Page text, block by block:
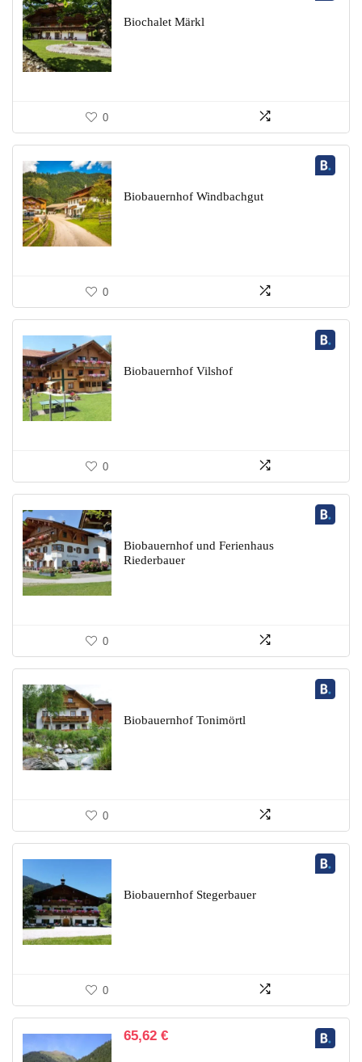
Biochalet Märkl
0
Biobauernhof Windbachgut
0
Biobauernhof Vilshof
0
Biobauernhof und Ferienhaus
Riederbauer
0
Biobauernhof Tonimörtl
0
Biobauernhof Stegerbauer
0
65,62 €